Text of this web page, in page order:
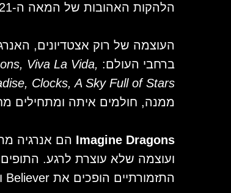
הלהקות האהובות של המאה ה-21 יבוצעו בליווי תזמורת ובאור מאות נרות.
העוצמה של רוק אצטדיונים,
ברחבי העולם: Viva La Vida,
Clocks, A Sky Full of Stars
ממנה, חולמים איתה ומתחילים
Imagine Dragons הם אנרגיה
ועוצמה שלא עוצרת לרגע. התופים
התזמורתיים הופכים את Believer ו־Enemy למופע רוק סימפוני עוצמתי.